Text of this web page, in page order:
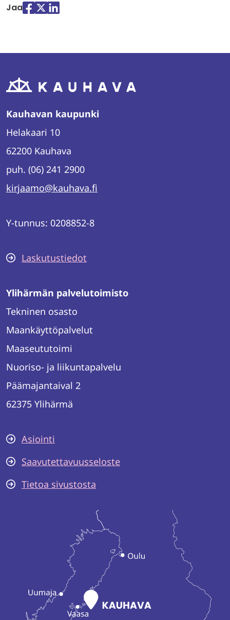
Jaa
"Facebook"
"X""LinkedIn"
Kauhavan kaupunki
Helakaari 10
62200 Kauhava
puh. (06) 241 2900
kirjaamo@kauhava.fi
Y-tunnus: 0208852-8
Laskutustiedot
Ylihärmän palvelutoimisto
Tekninen osasto
Maankäyttöpalvelut
Maaseututoimi
Nuoriso- ja liikuntapalvelu
Päämajantaival 2
62375 Ylihärmä
Asiointi
Saavutettavuusseloste
Tietoa sivustosta